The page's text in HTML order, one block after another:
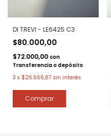
DI TREVI - LE6425 C3
$80.000,00
$72.000,00 con
Transferencia o depósito
3 x $26.666,67 sin interés